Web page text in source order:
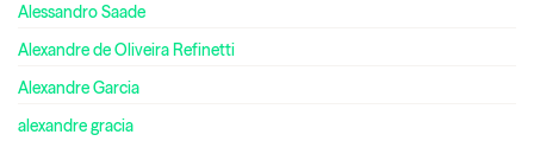
Alessandro Saade
Alexandre de Oliveira Refinetti
Alexandre Garcia
alexandre gracia